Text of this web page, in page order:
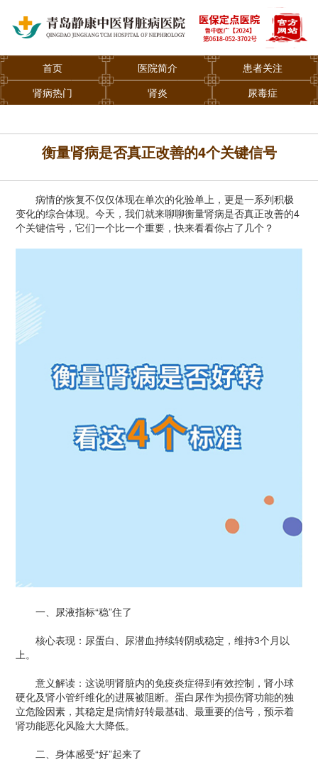
首页 医院简介
患者关注
肾病热门
肾炎 尿毒症
衡量肾病是否真正改善的4个关键信号
病情的恢复不仅仅体现在单次的化验单上，更是一系列积极
变化的综合体现。今天，我们就来聊聊衡量肾病是否真正改善的4
个关键信号，它们一个比一个重要，快来看看你占了几个？
一、尿液指标“稳”住了
核心表现：尿蛋白、尿潜血持续转阴或稳定，维持3个月以
上。
意义解读：这说明肾脏内的免疫炎症得到有效控制，肾小球
硬化及肾小管纤维化的进展被阻断。蛋白尿作为损伤肾功能的独
立危险因素，其稳定是病情好转最基础、最重要的信号，预示着
肾功能恶化风险大大降低。
二、身体感受“好”起来了